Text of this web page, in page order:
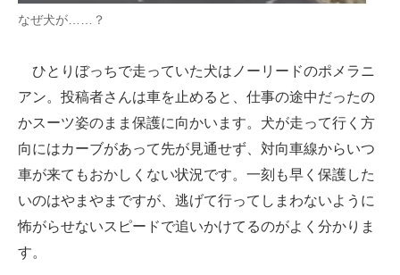
なぜ犬が……？
ひとりぼっちで走っていた犬はノーリードのポメラニ
アン。投稿者さんは車を止めると、仕事の途中だったの
かスーツ姿のまま保護に向かいます。犬が走って行く方
向にはカーブがあって先が見通せず、対向車線からいつ
車が来てもおかしくない状況です。一刻も早く保護した
いのはやまやまですが、逃げて行ってしまわないように
怖がらせないスピードで追いかけてるのがよく分かりま
す。